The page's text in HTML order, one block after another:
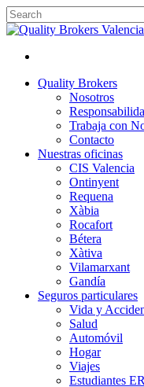
Skip
to
content
Close
Menu
Menu
Quality Brokers
Nosotros
Trabaja con
Contacto
Nuestras oficinas
CIS Valencia
Ontinyent
Requena
Xàbia
Rocafort
Bétera
Xàtiva
Vilamarxant
Gandía
Seguros particulares
Vida y
Salud
Automóvil
Hogar
Viajes
Estudiantes